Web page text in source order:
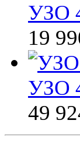
УЗО
19
УЗО
49